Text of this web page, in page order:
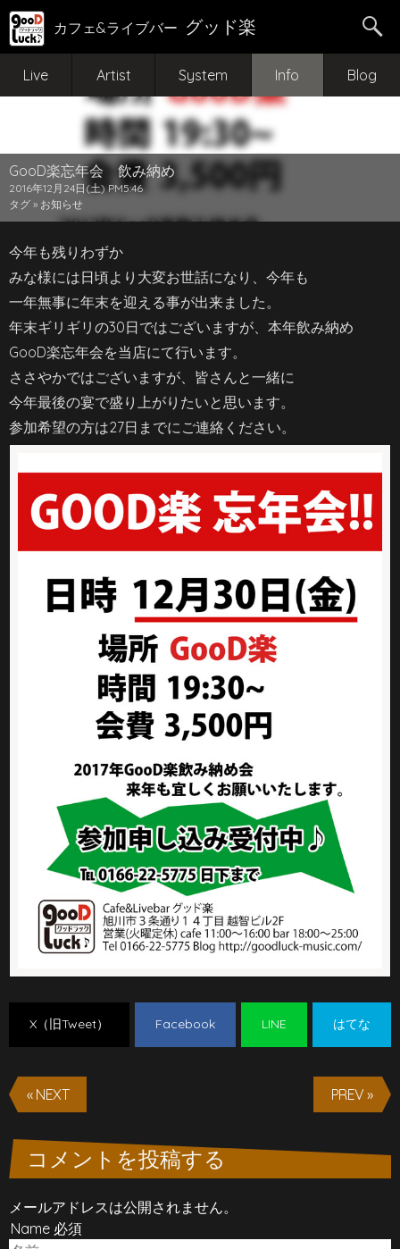
カフェ&ライブバー グッド楽
Live Artist System Info Blog
GooD楽忘年会 飲み納め
2016年12月24日(土) PM5:46
タグ » お知らせ
今年も残りわずか
みな様には日頃より大変お世話になり、今年も
一年無事に年末を迎える事が出来ました。
年末ギリギリの30日ではございますが、本年飲み納め
GooD楽忘年会を当店にて行います。
ささやかではございますが、皆さんと一緒に
今年最後の宴で盛り上がりたいと思います。
参加希望の方は27日までにご連絡ください。
X（旧Tweet） Facebook LINE はてな
« NEXT PREV »
コメントを投稿する
メールアドレスは公開されません。
Name 必須